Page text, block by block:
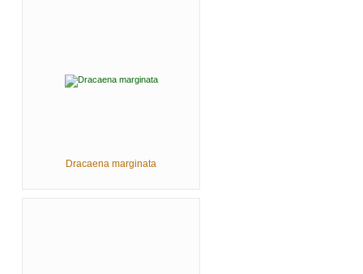
Dracaena marginata